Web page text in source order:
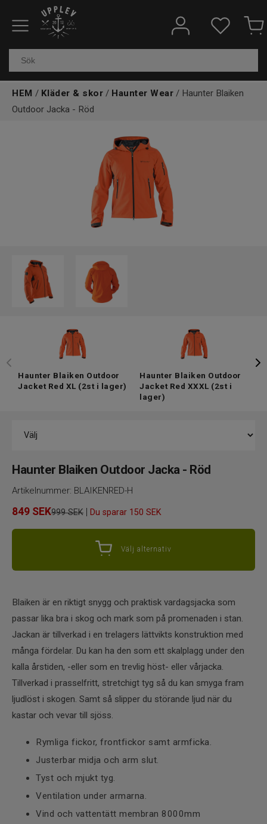
Fiskeredskap
Kläder & skor
HEM / Kläder & skor / Haunter Wear / Haunter Blaiken
Outdoor Jacka - Röd
Haunter Blaiken Outdoor
Jacket Red XL (2st i lager)
Haunter Blaiken Outdoor
Jacket Red XXXL (2st i
lager)
Haunter Blaiken Outdoor Jacka - Röd
Artikelnummer: BLAIKENRED-H
849 SEK999 SEK | Du sparar 150 SEK
Välj alternativ
Blaiken är en riktigt snygg och praktisk vardagsjacka som
passar lika bra i skog och mark som på promenaden i stan.
Jackan är tillverkad i en trelagers lättvikts konstruktion med
många fördelar. Du kan ha den som ett skalplagg under den
kalla årstiden, -eller som en trevlig höst- eller vårjacka.
Tillverkad i prasselfritt, stretchigt tyg så du kan smyga fram
ljudlöst i skogen. Samt så slipper du störande ljud när du
kastar och vevar till sjöss.
Rymliga fickor, frontfickor samt armficka.
Justerbar midja och arm slut.
Tyst och mjukt tyg.
Ventilation under armarna.
Vind och vattentätt membran 8000mm